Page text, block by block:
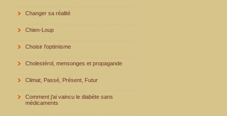
Changer sa réalité
Chien-Loup
Choisir l'optimisme
Cholestérol, mensonges et propagande
Climat, Passé, Présent, Futur
Comment j'ai vaincu le diabète sans
médicaments